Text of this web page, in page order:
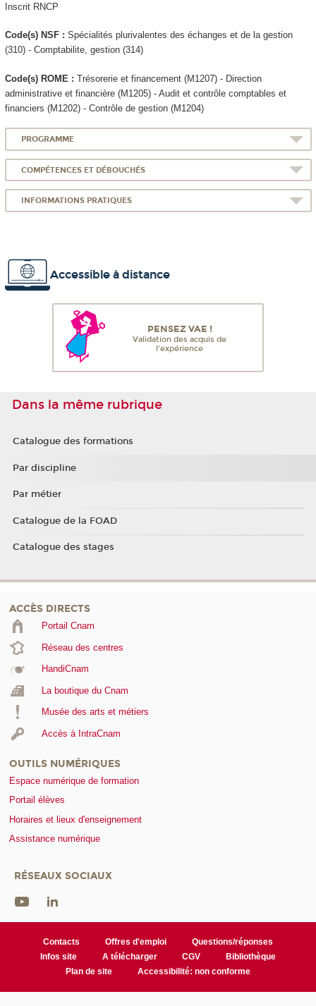
Inscrit RNCP
Code(s) NSF : Spécialités plurivalentes des échanges et de la gestion
(310) - Comptabilite, gestion (314)
Code(s) ROME : Trésorerie et financement (M1207) - Direction
administrative et financière (M1205) - Audit et contrôle comptables et
financiers (M1202) - Contrôle de gestion (M1204)
PROGRAMME
COMPÉTENCES ET DÉBOUCHÉS
INFORMATIONS PRATIQUES
Accessible à distance
PENSEZ VAE !
Validation des acquis de
l'expérience
Dans la même rubrique
Catalogue des formations
Par discipline
Par métier
Catalogue de la FOAD
Catalogue des stages
ACCÈS DIRECTS
Portail Cnam
Réseau des centres
HandiCnam
La boutique du Cnam
Musée des arts et métiers
Accès à IntraCnam
OUTILS NUMÉRIQUES
Espace numérique de formation
Portail élèves
Horaires et lieux d'enseignement
Assistance numérique
RÉSEAUX SOCIAUX
Contacts Offres d'emploi
Questions/réponses
Infos site
A télécharger CGV
Bibliothèque
Plan de site
Accessibilité: non conforme